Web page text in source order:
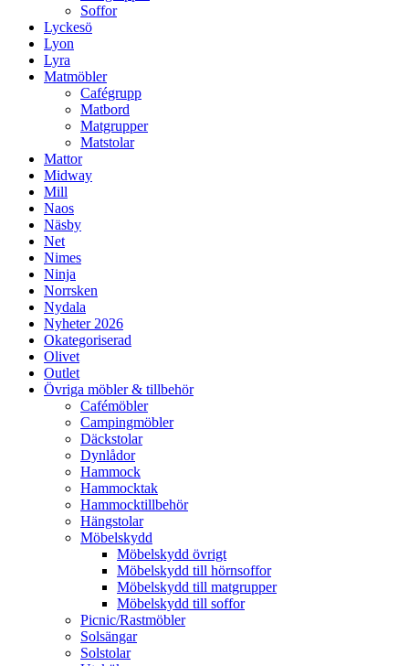
Soffor
Lyckesö
Lyon
Lyra
Matmöbler
Cafégrupp
Matbord
Matgrupper
Matstolar
Mattor
Midway
Mill
Naos
Näsby
Net
Nimes
Ninja
Norrsken
Nydala
Nyheter 2026
Okategoriserad
Olivet
Outlet
Övriga möbler & tillbehör
Cafémöbler
Campingmöbler
Däckstolar
Dynlådor
Hammock
Hammocktak
Hammocktillbehör
Hängstolar
Möbelskydd
Möbelskydd övrigt
Möbelskydd till hörnsoffor
Möbelskydd till matgrupper
Möbelskydd till soffor
Picnic/Rastmöbler
Solsängar
Solstolar